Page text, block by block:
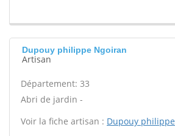
Dupouy philippe Ngoiran
Artisan
Département: 33
Abri de jardin -
Voir la fiche artisan : Dupouy philippe